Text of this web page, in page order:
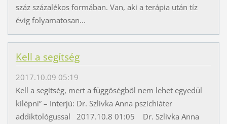
száz százalékos formában. Van, aki a terápia után tíz
évig folyamatosan...
Kell a segítség
2017.10.09 05:19
Kell a segítség, mert a függőségből nem lehet egyedül
kilépni” – Interjú: Dr. Szlivka Anna pszichiáter
addiktológussal 2017.10.8 01:05 Dr. Szlivka Anna